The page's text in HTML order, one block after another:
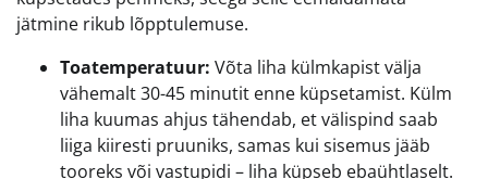
jätmine rikub lõpptulemuse.
Toatemperatuur: Võta liha külmkapist välja
vähemalt 30-45 minutit enne küpsetamist. Külm
liha kuumas ahjus tähendab, et välispind saab
liiga kiiresti pruuniks, samas kui sisemus jääb
tooreks või vastupidi – liha küpseb ebaühtlaselt.